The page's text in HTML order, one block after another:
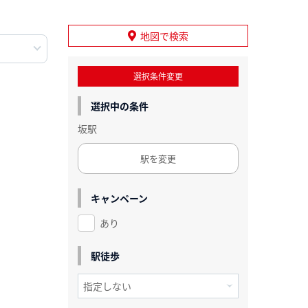
地図で検索
選択条件変更
選択中の条件
坂駅
駅を変更
キャンペーン
あり
駅徒歩